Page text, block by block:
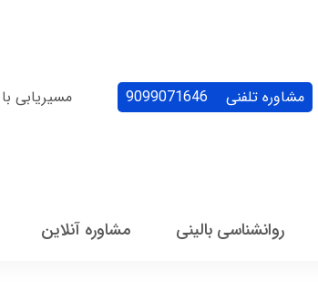
مشاوره تلفنی 9099071646 مسیریابی
روانشناسی بالینی مشاوره آنلاین